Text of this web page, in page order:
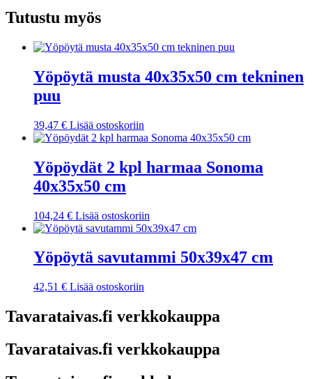
määrä
Tutustu myös
Yöpöytä musta 40x35x50 cm tekninen
puu
39,47 € Lisää ostoskoriin
Yöpöydät 2 kpl harmaa Sonoma
40x35x50 cm
104,24 € Lisää ostoskoriin
Yöpöytä savutammi 50x39x47 cm
42,51 € Lisää ostoskoriin
Tavarataivas.fi verkkokauppa
Tavarataivas.fi verkkokauppa